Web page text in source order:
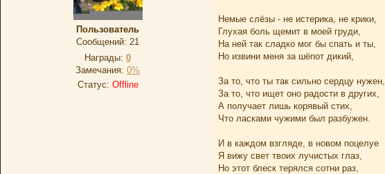
Пользователь
Сообщений: 21
Награды: 0
Замечания: 0%
Статус: Offline
Немые слёзы - не истерика, не крики,
Глухая боль щемит в моей груди,
На ней так сладко мог бы спать и ты,
Но извини меня за шёпот дикий,
За то, что ты так сильно сердцу нужен,
За то, что ищет оно радости в других,
А получает лишь корявый стих,
Что ласками чужими был разбужен.
И в каждом взгляде, в новом поцелуе
Я вижу свет твоих лучистых глаз,
Но этот блеск терялся сотни раз,